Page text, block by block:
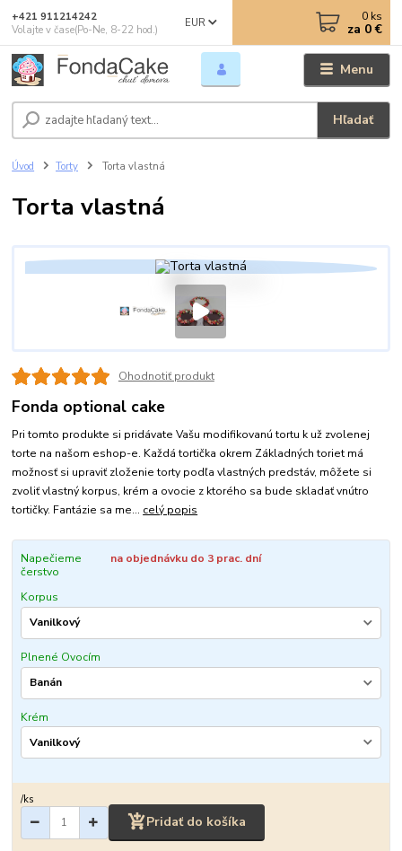
Menu
EUR
Hľadať
+421 911214242
Volajte v čase(Po-Ne, 8-22 hod.)
0 ks
za 0 €
Úvod Torty Torta vlastná
Torta vlastná
Ohodnotiť produkt
Fonda optional cake
Pri tomto produkte si pridávate Vašu modifikovanú tortu k už zvolenej
torte na našom eshop-e. Každá tortička okrem Základných toriet má
možnosť si upraviť zloženie torty podľa vlastných predstáv, môžete si
zvoliť vlastný korpus, krém a ovocie z ktorého sa bude skladať vnútro
tortičky. Fantázie sa me... celý popis
Napečieme
čerstvo
na objednávku do 3 prac. dní
Korpus
Plnené Ovocím
Krém
/ks
Pridať do košíka